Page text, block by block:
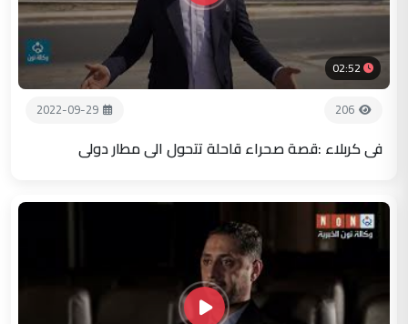
02:52
206
2022-09-29
في كربلاء :قصة صحراء قاحلة تتحول الى مطار دولي